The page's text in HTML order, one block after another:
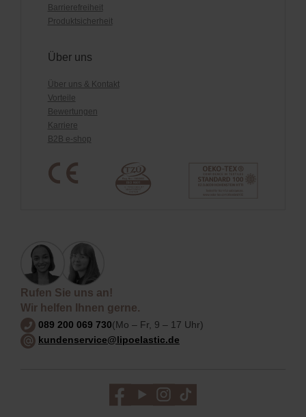
Barrierefreiheit
Produktsicherheit
Über uns
Über uns & Kontakt
Vorteile
Bewertungen
Karriere
B2B e-shop
Rufen Sie uns an!
Wir helfen Ihnen gerne.
089 200 069 730(Mo – Fr, 9 – 17 Uhr)
kundenservice@lipoelastic.de